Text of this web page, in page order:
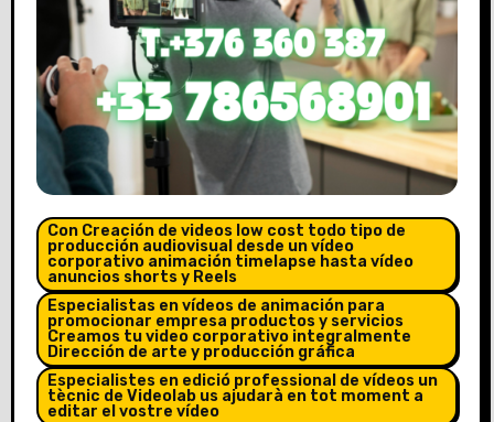
Con Creación de videos low cost todo tipo de
producción audiovisual desde un vídeo
corporativo animación timelapse hasta vídeo
anuncios shorts y Reels
Especialistas en vídeos de animación para
promocionar empresa productos y servicios
Creamos tu video corporativo integralmente
Dirección de arte y producción gráfica
Especialistes en edició professional de vídeos un
tècnic de Videolab us ajudarà en tot moment a
editar el vostre vídeo